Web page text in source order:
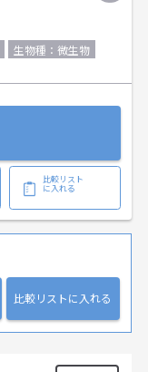
生物種：微生物
比較リスト
に入れる
比較リストに入れる